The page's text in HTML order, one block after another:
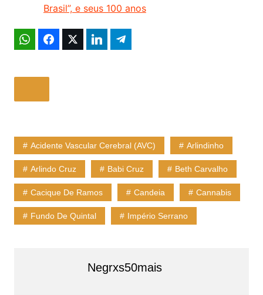
Brasil”, e seus 100 anos
Acidente Vascular Cerebral (AVC) Arlindinho
Arlindo Cruz Babi Cruz Beth Carvalho
Cacique De Ramos Candeia Cannabis
Fundo De Quintal Império Serrano
Negrxs50mais